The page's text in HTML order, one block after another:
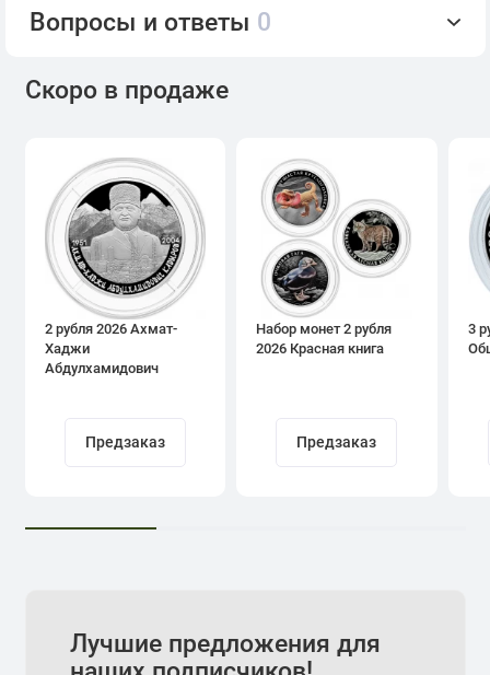
Вопросы и ответы 0
Скоро в продаже
2 рубля 2026 Ахмат-
Хаджи
Абдулхамидович
Предзаказ
Набор монет 2 рубля
2026 Красная книга
Предзаказ
3
Лучшие предложения для